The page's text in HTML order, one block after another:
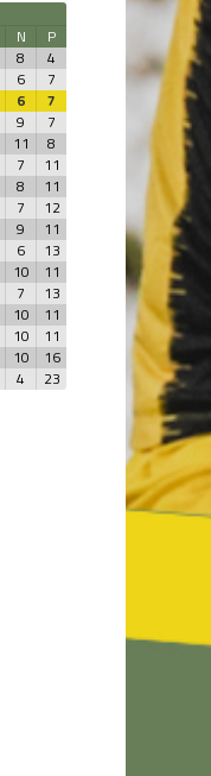
N
P
8
4
6
7
6
7
9
7
11
8
7
11
8
11
7
12
9
11
6
13
10
11
7
13
10
11
10
11
10
16
4 23